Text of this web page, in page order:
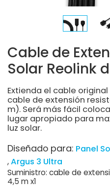
Cable de
Solar Reolink
Extienda el cable
cable de extensión
m). Será más fácil
lugar apropiado para
luz solar.
Diseñado para: Panel
Argus 3 Ultra
Suministro: cable de
4,5 m x1